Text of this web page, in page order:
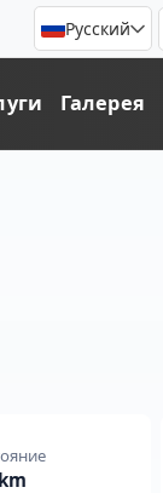
Русский
Галерея